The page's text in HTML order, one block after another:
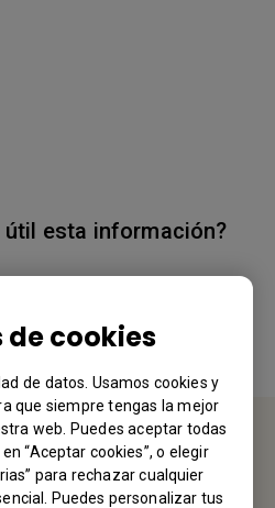
de cookies
de datos. Usamos cookies y
que siempre tengas la mejor
web. Puedes aceptar todas
“Aceptar cookies”, o elegir
para rechazar cualquier
Puedes personalizar tus
útil esta información?